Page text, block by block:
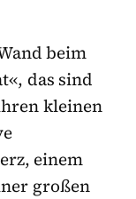
beim
das sind
kleinen
einem
großen